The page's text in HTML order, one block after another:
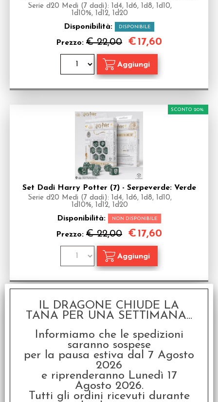
Serie d20 Medi (7 dadi): 1d4, 1d6, 1d8, 1d10,
1d10%, 1d12, 1d20
Disponibilità: DISPONIBILE
Prezzo: € 22,00 €17,60
Set Dadi Harry Potter (7) - Serpeverde: Verde
Serie d20 Medi (7 dadi): 1d4, 1d6, 1d8, 1d10,
1d10%, 1d12, 1d20
Disponibilità: NON DISPONIBILE
Prezzo: € 22,00
SCONTO 20%
€17,60
Set Dadi Harry Potter (7) - Grifondoro: Oro
Serie d20 Medi (7 dadi): 1d4, 1d6, 1d8, 1d10,
1d10%, 1d12, 1d20
SCONTO 20%
IL DRAGONE CHIUDE LA
TANA PER UNA SETTIMANA...
Informiamo che le spedizioni
saranno sospese
per la pausa estiva dal 7 Agosto
2026
e riprenderanno Lunedì 17
Agosto 2026.
Tutti gli ordini ricevuti durante